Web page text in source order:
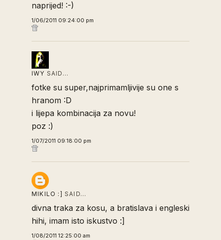
naprijed! :-)
1/06/2011 09:24:00 pm
IWY SAID…
fotke su super,najprimamljivije su one s
hranom :D
i lijepa kombinacija za novu!
poz :)
1/07/2011 09:18:00 pm
MIKILO :] SAID…
divna traka za kosu, a bratislava i engleski
hihi, imam isto iskustvo :]
1/08/2011 12:25:00 am